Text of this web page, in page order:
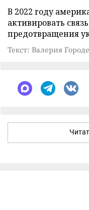
В 2022 году
активировать
предотвращения
Текст: Валерия